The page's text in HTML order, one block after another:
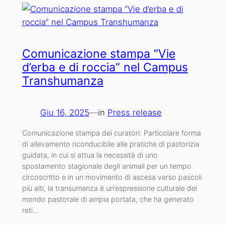
Comunicazione stampa “Vie
d’erba e di roccia” nel Campus
Transhumanza
Giu 16, 2025—in Press release
Comunicazione stampa dei curatori: Particolare forma
di allevamento riconducibile alle pratiche di pastorizia
guidata, in cui si attua la necessità di uno
spostamento stagionale degli animali per un tempo
circoscritto e in un movimento di ascesa verso pascoli
più alti, la transumanza è un’espressione culturale del
mondo pastorale di ampia portata, che ha generato
reti…